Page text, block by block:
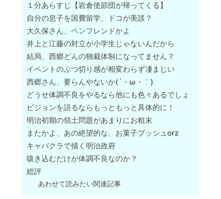
１分あらすじ【岩倉使節団が帰ってくる】
自分の息子を国費留学、ドコが美談？
大久保さん、ペンフレンドかよ
井上と江藤の対立が小学生じゃないんだから
結局、西郷どんの独裁体制になってません？
イベントのぶつ切り感が相変わらず凄まじい
西郷さん、要らんやないか(´・ω・｀)
どうせ体調不良をやるなら他にも色々あるでしょ
ビジョンを語るならもっともっと具体的に！
明治初期の領土問題があまりにお粗末
またかよ、あの絶望的な、お菓子プッシュorz
キャバクラで描く明治政府
咳き込むだけが体調不良なのか？
総評
あわせて読みたい関連記事